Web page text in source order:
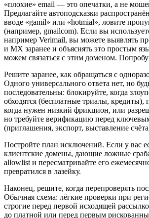
«плохие» email — это опечатки, а не
Предлагайте автоподсказки
вводе «gamil» или «hotmial», ловите
(например, gmailcom). Если вы
например Verimail, вы можете выявлять
и MX заранее и объяснять это простым
можем связаться с этим доменом.
Решите заранее, как обращаться с
Одного универсального ответа нет, но
последовательны: блокируйте, когда
обходятся (бесплатные триалы, кредиты),
когда нужен низкий фрикцион, или
но требуйте верификацию перед
(приглашения, экспорт, выставление
Постройте план исключений. Если у вас
клиентские домены, дающие ложные
allowlist и пересматривайте его
превратился в лазейку.
Наконец, решите, когда перепроверять
Обычная схема: лёгкие проверки при
строгие перед первой исходящей
до платной или перед первым